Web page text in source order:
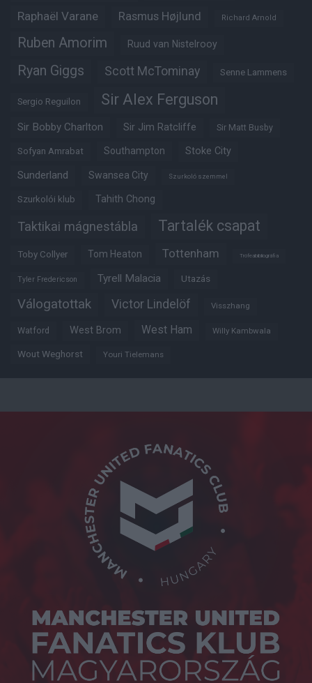
Raphaël Varane Rasmus Højlund Richard Arnold
Ruben Amorim Ruud van Nistelrooy
Ryan Giggs Scott McTominay Senne Lammens
Sergio Reguilon Sir Alex Ferguson
Sir Bobby Charlton Sir Jim Ratcliffe Sir Matt Busby
Sofyan Amrabat Southampton Stoke City
Sunderland Swansea City Szurkoló szemmel
Szurkolói klub Tahith Chong
Taktikai mágnestábla Tartalék csapat
Toby Collyer Tom Heaton Tottenham Trófeabibliográfia
Tyler Fredericson Tyrell Malacia Utazás
Válogatottak Victor Lindelöf Visszhang
Watford West Brom West Ham Willy Kambwala
Wout Weghorst Youri Tielemans